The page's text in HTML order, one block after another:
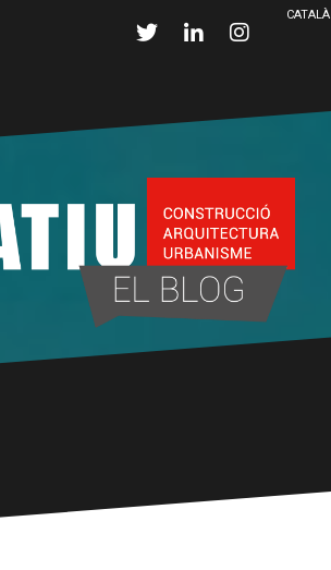
CATALÀ